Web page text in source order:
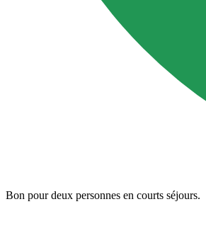
Bon pour deux personnes en courts séjours.